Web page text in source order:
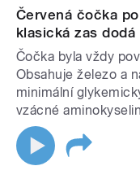
Červená čočka
klasická zas
Čočka byla vždy
Obsahuje železo a
minimální
vzácné